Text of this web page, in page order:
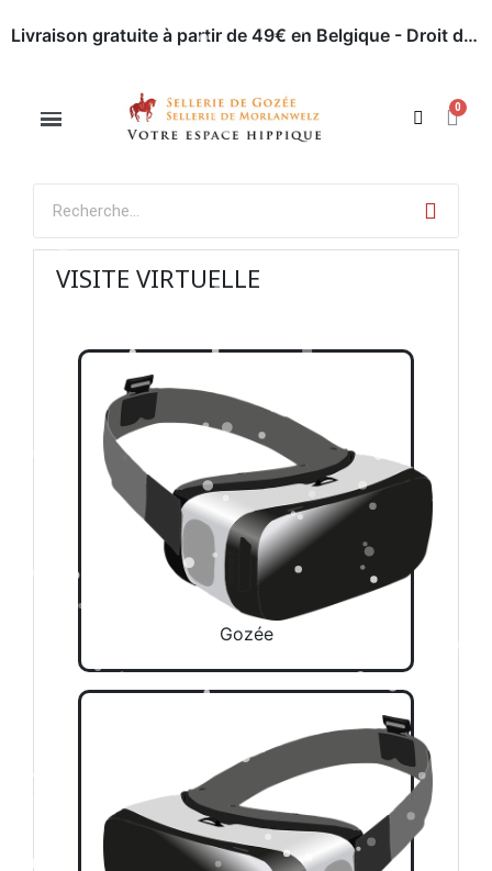
Livraison gratuite à partir de 49€ en Belgique - Droit de retour dans les 30 jours - Paiement en ligne sécurisé
VISITE VIRTUELLE
Gozée